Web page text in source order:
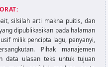
silsilah arti makna puitis, dan
dipublikasikan pada halaman
milik pencipta lagu, penyanyi,
Pihak manajemen
data ulasan teks untuk tujuan